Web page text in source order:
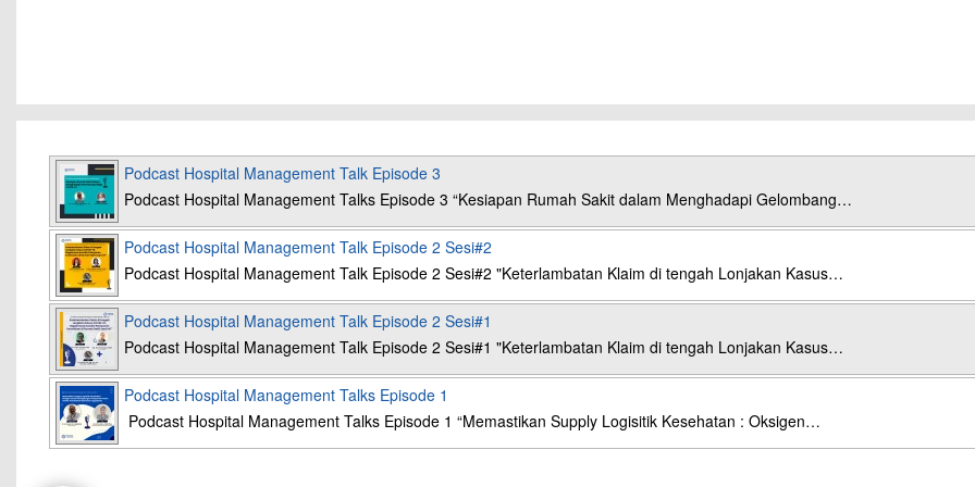
Podcast Hospital Management Talk Episode 3
Podcast Hospital Management Talks Episode 3 “Kesiapan Rumah Sakit dalam Menghadapi Gelombang…
Podcast Hospital Management Talk Episode 2 Sesi#2
Podcast Hospital Management Talk Episode 2 Sesi#2 "Keterlambatan Klaim di tengah Lonjakan Kasus…
Podcast Hospital Management Talk Episode 2 Sesi#1
Podcast Hospital Management Talk Episode 2 Sesi#1 "Keterlambatan Klaim di tengah Lonjakan Kasus…
Podcast Hospital Management Talks Episode 1
Podcast Hospital Management Talks Episode 1 “Memastikan Supply Logisitik Kesehatan : Oksigen…